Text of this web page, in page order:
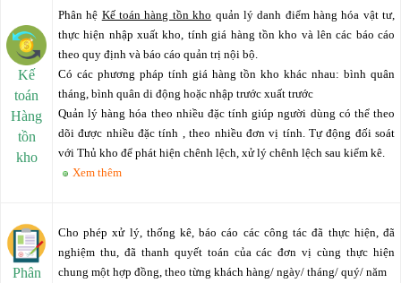
Kế
toán
Hàng
tồn
kho
Phân hệ Kế toán hàng tồn kho quản lý danh điểm hàng hóa vật tư,
thực hiện nhập xuất kho, tính giá hàng tồn kho và lên các báo cáo
theo quy định và báo cáo quản trị nội bộ.
Có các phương pháp tính giá hàng tồn kho khác nhau: bình quân
tháng, bình quân di động hoặc nhập trước xuất trước
Quản lý hàng hóa theo nhiều đặc tính giúp người dùng có thể theo
dõi được nhiều đặc tính , theo nhiều đơn vị tính. Tự động đối soát
với Thủ kho để phát hiện chênh lệch, xử lý chênh lệch sau kiểm kê.
Xem thêm
Phân
Cho phép xử lý, thống kê, báo cáo các công tác đã thực hiện, đã
nghiệm thu, đã thanh quyết toán của các đơn vị cùng thực hiện
chung một hợp đồng, theo từng khách hàng/ ngày/ tháng/ quý/ năm